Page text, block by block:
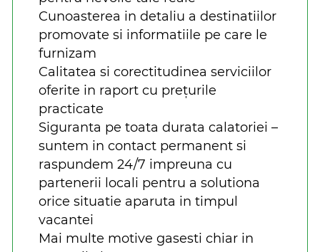
Cunoasterea in detaliu a destinatiilor
promovate si informatiile pe care le
furnizam
Calitatea si corectitudinea serviciilor
oferite in raport cu prețurile
practicate
Siguranta pe toata durata calatoriei –
suntem in contact permanent si
raspundem 24/7 impreuna cu
partenerii locali pentru a solutiona
orice situatie aparuta in timpul
vacantei
Mai multe motive gasesti chiar in